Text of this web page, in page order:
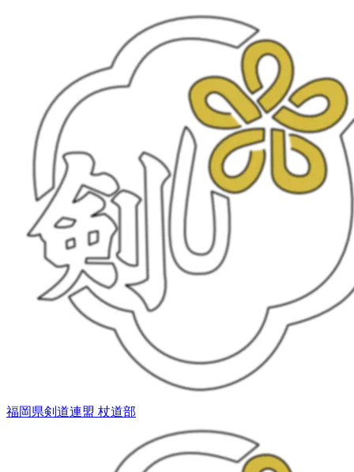
福岡県剣道連盟 杖道部